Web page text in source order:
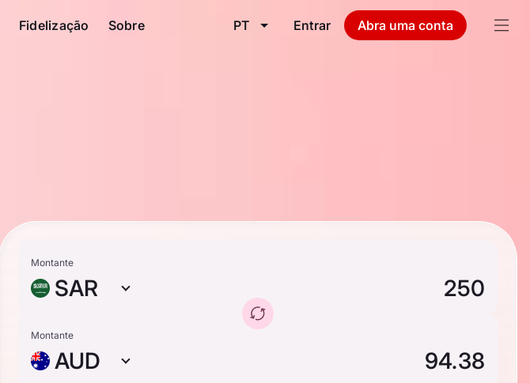
Fidelização Sobre PT Entrar Abra uma conta
Montante
SAR
Montante
AUD